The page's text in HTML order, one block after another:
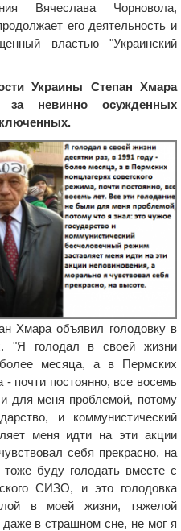
Вячеслава Чорновола,
его деятельность и
властью "Украинский
Украины Степан Хмара
за невинно осужденных
Хмара объявил голодовку в
"Я голодал в своей жизни
месяца, а в Пермских
- почти постоянно, все восемь
для меня проблемой, потому
и коммунистический
меня идти на эти акции
себя прекрасно, на
буду голодать вместе с
СИЗО, и это голодовка
в моей жизни, тяжелой
в страшном сне, не мог я